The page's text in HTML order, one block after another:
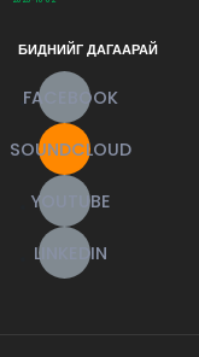
БИДНИЙГ ДАГААРАЙ
FACEBOOK
SOUNDCLOUD
YOUTUBE
LINKEDIN